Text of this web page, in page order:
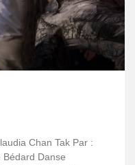
Chan Tak Par :
Danse